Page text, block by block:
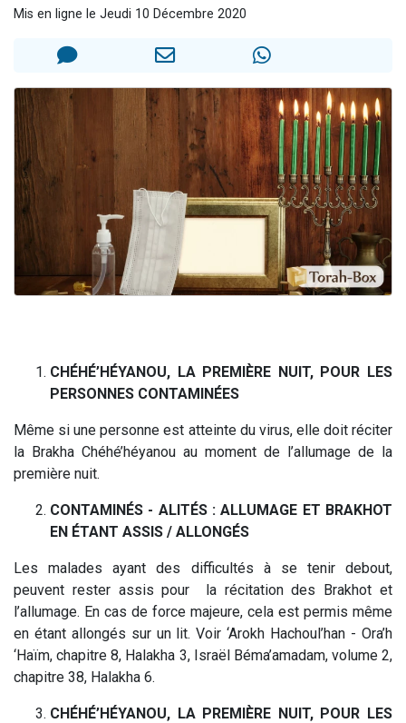
Nathaniel vient de donner son Maasser
4 personnes viennent de nous rejoindre sur WhatsApp
Mis en ligne le Jeudi 10 Décembre 2020
CHÉHÉ’HÉYANOU, LA PREMIÈRE NUIT, POUR LES
PERSONNES CONTAMINÉES
Même si une personne est atteinte du virus, elle doit réciter
la Brakha Chéhé’héyanou au moment de l’allumage de la
première nuit.
CONTAMINÉS - ALITÉS : ALLUMAGE ET BRAKHOT
EN ÉTANT ASSIS / ALLONGÉS
Les malades ayant des difficultés à se tenir debout,
peuvent rester assis pour la récitation des Brakhot et
l’allumage. En cas de force majeure, cela est permis même
en étant allongés sur un lit. Voir ‘Arokh Hachoul’han - Ora’h
‘Haïm, chapitre 8, Halakha 3, Israël Béma’amadam, volume 2,
chapitre 38, Halakha 6.
CHÉHÉ’HÉYANOU, LA PREMIÈRE NUIT, POUR LES